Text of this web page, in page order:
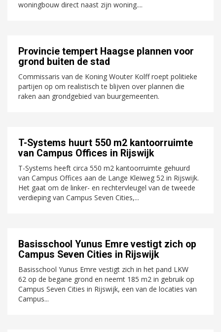
woningbouw direct naast zijn woning....
Provincie tempert Haagse plannen voor
grond buiten de stad
Commissaris van de Koning Wouter Kolff roept politieke
partijen op om realistisch te blijven over plannen die
raken aan grondgebied van buurgemeenten.
T-Systems huurt 550 m2 kantoorruimte
van Campus Offices in Rijswijk
T-Systems heeft circa 550 m2 kantoorruimte gehuurd
van Campus Offices aan de Lange Kleiweg 52 in Rijswijk.
Het gaat om de linker- en rechtervleugel van de tweede
verdieping van Campus Seven Cities,...
Basisschool Yunus Emre vestigt zich op
Campus Seven Cities in Rijswijk
Basisschool Yunus Emre vestigt zich in het pand LKW
62 op de begane grond en neemt 185 m2 in gebruik op
Campus Seven Cities in Rijswijk, een van de locaties van
Campus...